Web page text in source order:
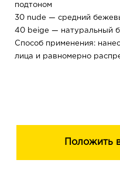
подтоном
30 nude — средний
40 beige — натуральный
Способ применения:
лица и равномерно
Положить